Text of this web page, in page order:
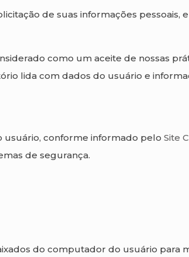
de suas informações
como um aceite de nossas
lida com dados do usuário e
usuário, conforme informado pelo Site
de segurança.
do computador do usuário para